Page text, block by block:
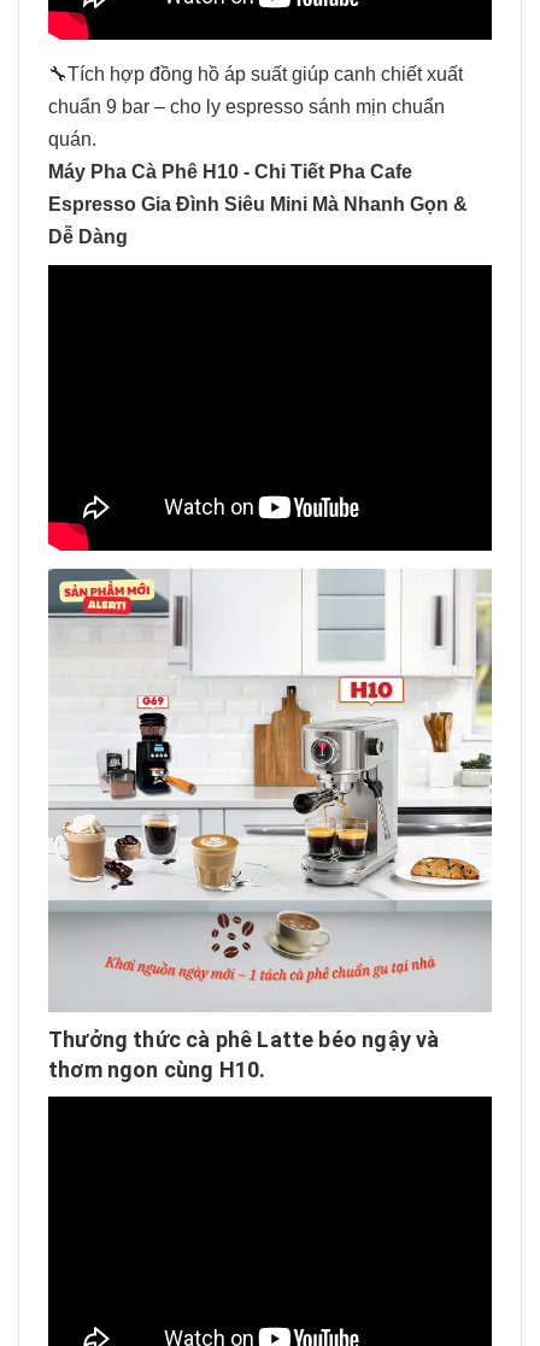
🔧Tích hợp đồng hồ áp suất giúp canh chiết xuất
chuẩn 9 bar – cho ly espresso sánh mịn chuẩn
quán.
Máy Pha Cà Phê H10 - Chi Tiết Pha Cafe
Espresso Gia Đình Siêu Mini Mà Nhanh Gọn &
Dễ Dàng
Thưởng thức cà phê Latte béo ngậy và
thơm ngon cùng H10.